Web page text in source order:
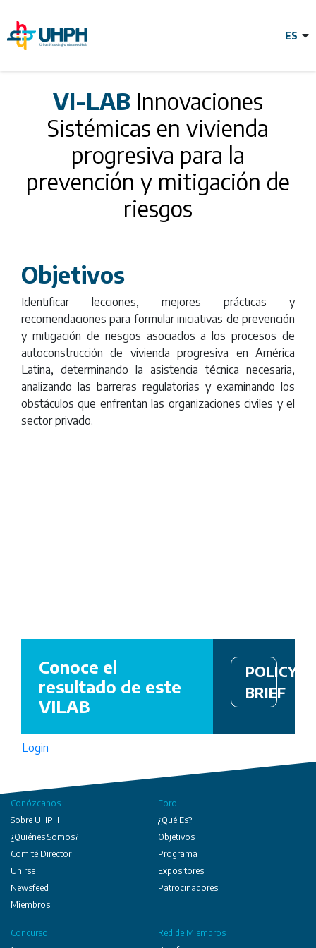
contenido
VI-LAB
Innovaciones
Sistémicas en
progresiva para
la prevención y
mitigación de
riesgos
VI-LAB Innovaciones
Sistémicas en vivienda
progresiva para la
prevención y mitigación de
riesgos
Objetivos
Identificar lecciones, mejores prácticas y
recomendaciones para formular iniciativas de prevención
y mitigación de riesgos asociados a los procesos de
autoconstrucción de vivienda progresiva en América
Latina, determinando la asistencia técnica necesaria,
analizando las barreras regulatorias y examinando los
obstáculos que enfrentan las organizaciones civiles y el
sector privado.
Conoce el
resultado de este
VILAB
POLICY
BRIEF
Login
Conózcanos
Sobre UHPH
¿Quiénes Somos?
Comité Director
Unirse
Newsfeed
Miembros
Foro
¿Qué Es?
Objetivos
Programa
Expositores
Patrocinadores
Concurso
Red de Miembros